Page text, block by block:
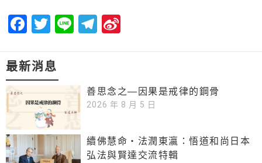
Facebook
Twitter
LineTelegram
最新消息
善思念之—因果是戒律的鋼骨
2026 年 8 月 5 日
續佛慧命‧法潤東瀛：悟道和尚日本
弘法與賢達交流特輯